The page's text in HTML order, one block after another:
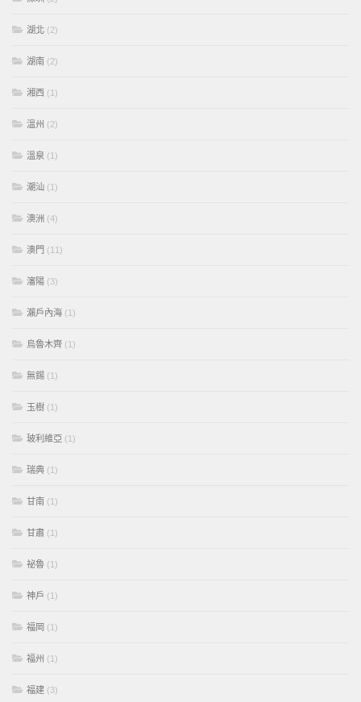
湖北 (2)
湖南 (2)
湘西 (1)
溫州 (2)
溫泉 (1)
潮汕 (1)
澳洲 (4)
澳門 (11)
瀋陽 (3)
瀨戶內海 (1)
烏魯木齊 (1)
無錫 (1)
玉樹 (1)
玻利維亞 (1)
瑞典 (1)
甘南 (1)
甘肅 (1)
祕魯 (1)
神戶 (1)
福岡 (1)
福州 (1)
福建 (3)